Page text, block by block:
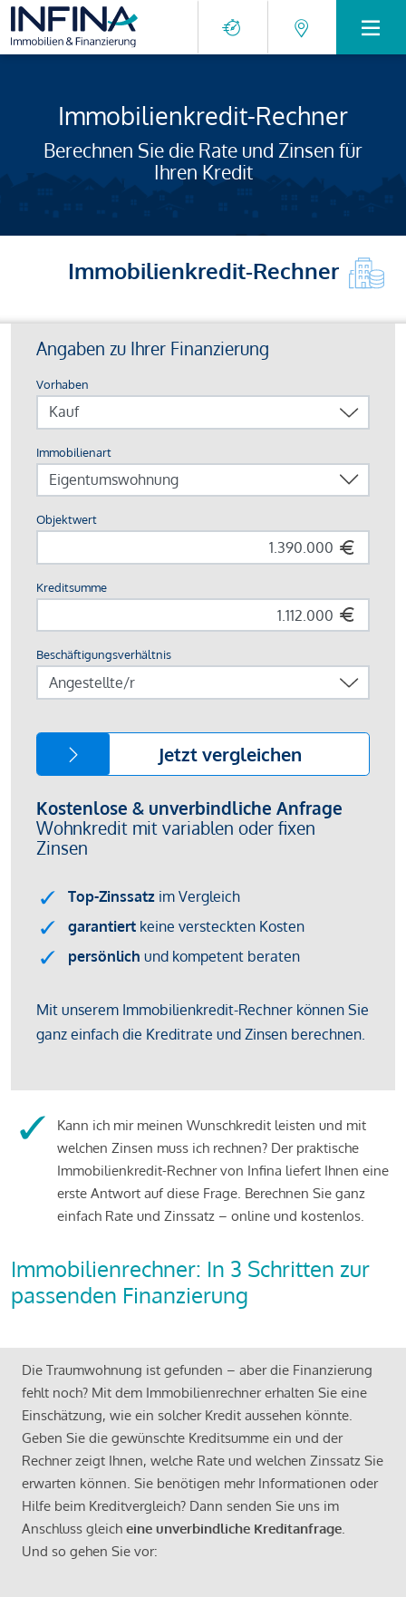
Immobilienkredit-Rechner
Berechnen Sie die Rate und Zinsen für
Ihren Kredit
Immobilienkredit-Rechner
Kann ich mir meinen Wunschkredit leisten und mit
welchen Zinsen muss ich rechnen? Der praktische
Immobilienkredit-Rechner von Infina liefert Ihnen eine
erste Antwort auf diese Frage. Berechnen Sie ganz
einfach Rate und Zinssatz – online und kostenlos.
Immobilienrechner: In 3 Schritten zur
passenden Finanzierung
Die Traumwohnung ist gefunden – aber die Finanzierung
fehlt noch? Mit dem Immobilienrechner erhalten Sie eine
Einschätzung, wie ein solcher Kredit aussehen könnte.
Geben Sie die gewünschte Kreditsumme ein und der
Rechner zeigt Ihnen, welche Rate und welchen Zinssatz Sie
erwarten können. Sie benötigen mehr Informationen oder
Hilfe beim Kreditvergleich? Dann senden Sie uns im
Anschluss gleich eine unverbindliche Kreditanfrage.
Und so gehen Sie vor: